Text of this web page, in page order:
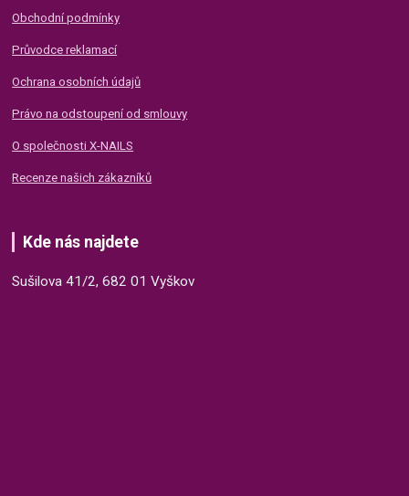
Obchodní podmínky
Průvodce reklamací
Ochrana osobních údajů
Právo na odstoupení od smlouvy
O společnosti X-NAILS
Recenze našich zákazníků
Kde nás najdete
Sušilova 41/2, 682 01 Vyškov